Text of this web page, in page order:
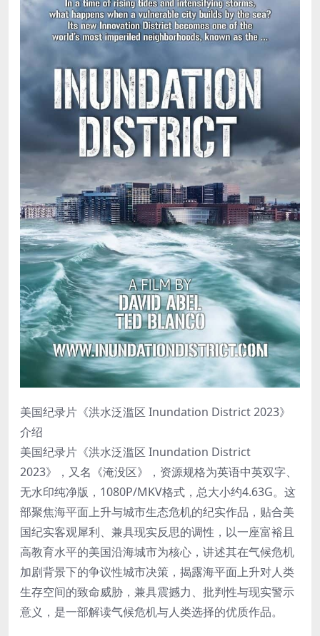
美国纪录片《洪水泛滥区 Inundation District 2023》
介绍
美国纪录片《洪水泛滥区 Inundation District
2023》，又名《淹没区》，资源规格为英语中英双字、
无水印纯净版，1080P/MKV格式，总大小约4.63G。这
部聚焦海平面上升与城市生态危机的纪实作品，贴合美
国纪实客观犀利、兼具现实反思的调性，以一座富裕且
高教育水平的美国沿海城市为核心，讲述其在气候危机
加剧背景下的争议性城市决策，揭露海平面上升对人类
生存空间的致命威胁，兼具震撼力、批判性与现实警示
意义，是一部解读气候危机与人类选择的优质作品。